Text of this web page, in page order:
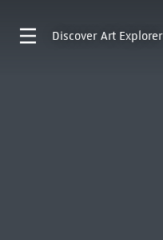
Discover Art Explorer